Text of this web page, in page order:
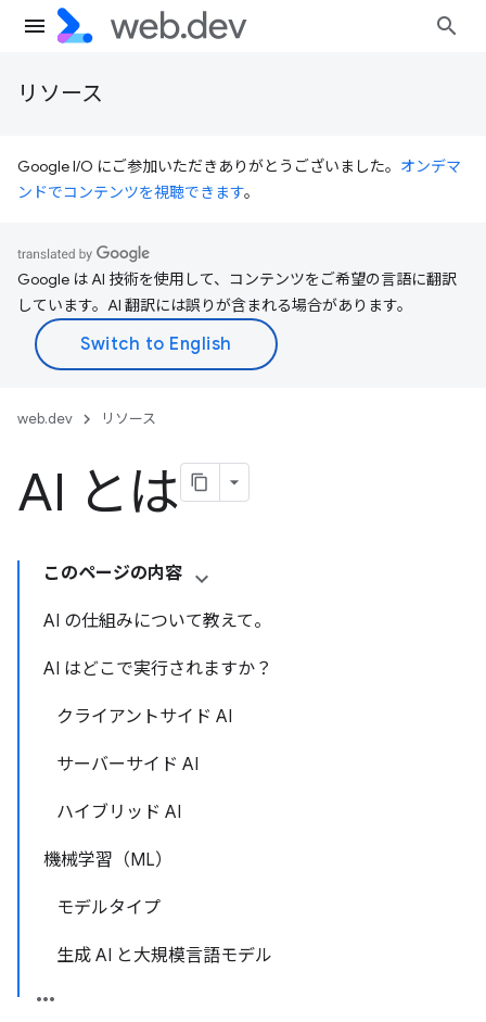
リソース
Google I/O にご参加いただきありがとうございました。 オンデマ
ンドでコンテンツを視聴できます。
Google は AI 技術を使用して、コンテンツをご希望の言語に翻訳
しています。AI 翻訳には誤りが含まれる場合があります。
web.dev リソース
AI とは
このページの内容
AI の仕組みについて教えて。
AI はどこで実行されますか？
クライアントサイド AI
サーバーサイド AI
ハイブリッド AI
機械学習（ML）
モデルタイプ
生成 AI と大規模言語モデル